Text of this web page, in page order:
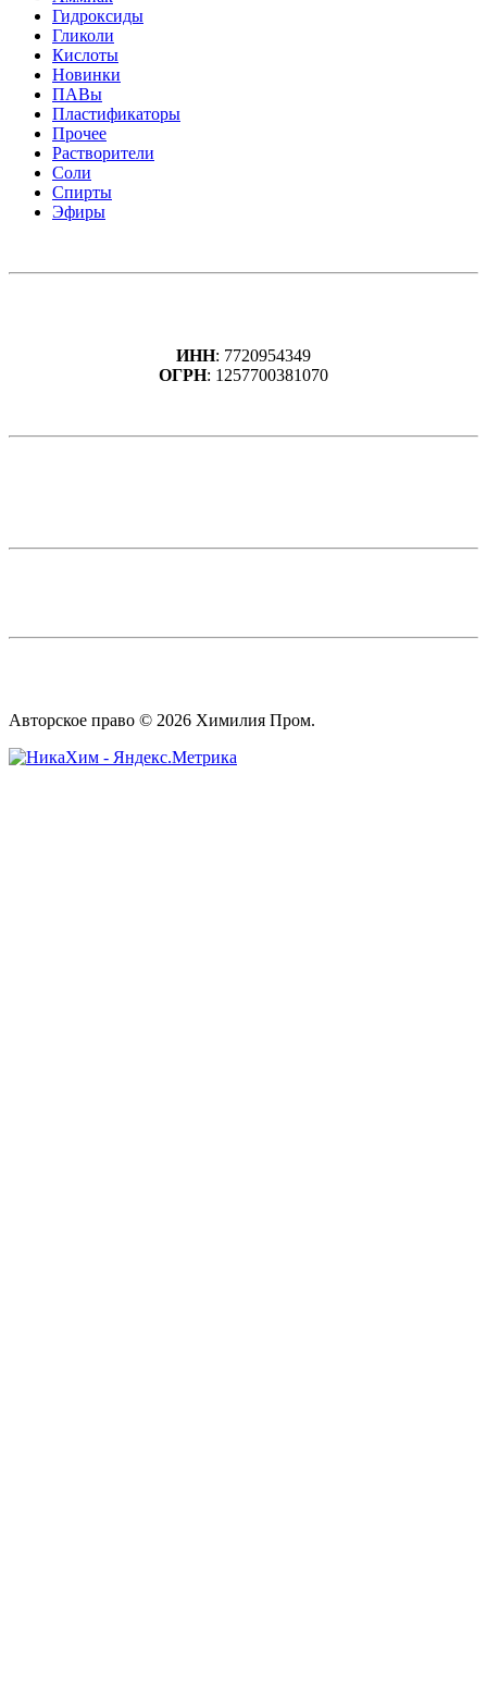
Гидроксиды
Гликоли
Кислоты
Новинки
ПАВы
Пластификаторы
Прочее
Растворители
Соли
Спирты
Эфиры
ИНН: 7720954349
ОГРН: 1257700381070
Авторское право © 2026 Химилия Пром.